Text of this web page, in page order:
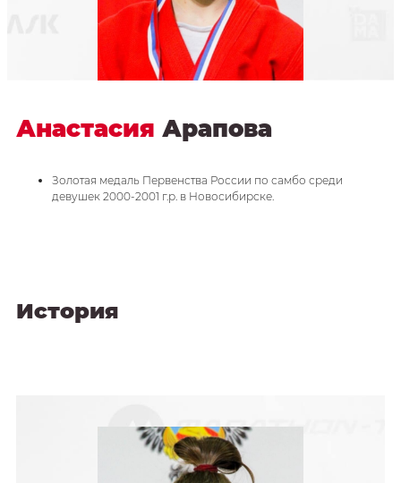
Анастасия Арапова
Золотая медаль Первенства России по самбо среди
девушек 2000-2001 г.р. в Новосибирске.
История